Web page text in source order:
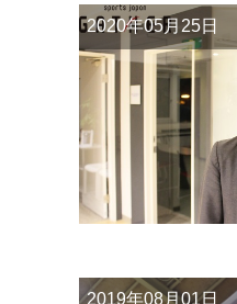
2020年05月25日
2019年08月01日